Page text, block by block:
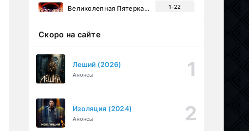
Великолепная Пятерка (2019)
1-22
Под землёй (2026)
1-6 серия
Скоро на сайте
Леший (2026)
Анонсы
Изоляция (2024)
Анонсы